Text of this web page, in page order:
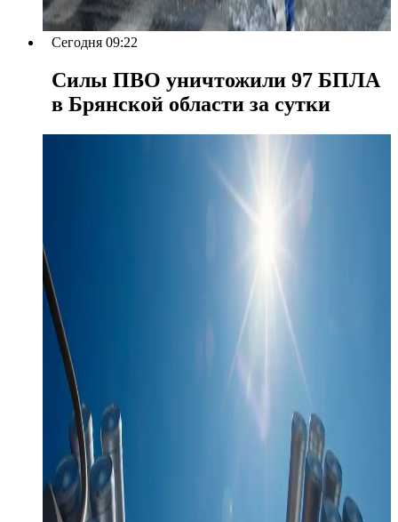
Сегодня 09:22
Силы ПВО уничтожили 97 БПЛА
в Брянской области за сутки